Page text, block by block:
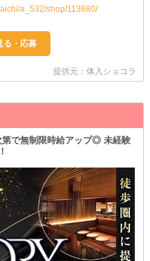
a_532/shop/113680/
提供元：体入ショコラ
第で無制限時給アップ◎ 未経験